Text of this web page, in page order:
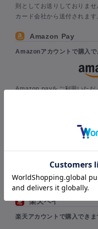
則としてお送りしておりませ
カード会社から送付されます
Amazon Pay
Amazonアカウントで購入で
Amazon payをご利用いただ
Amazonのアカウントに登
択するだけで、新たな情報
※当店でのポイント付与は対
※Amazon Pay 仕様上、ご
がなされますが、実際には
さい。
楽天ペイ
楽天アカウントで購入できま